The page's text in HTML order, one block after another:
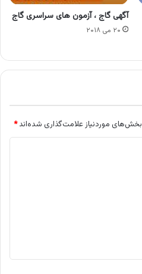
آگهی گاج ، آزمون های سراسری گاج
۲۰ می ۲۰۱۸
بخش‌های موردنیاز علامت‌گذاری شده‌اند*